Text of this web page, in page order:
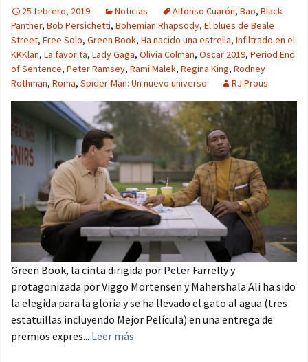
25 febrero, 2019 Noticias Alfonso Cuarón, Bao, Black
Panther, Bob Persichetti, Bohemian Rhapsody, El blues de Beale
Street, Free Solo, Green Book, Ha nacido una estrella, Infiltrado en el
KKKlan, La favorita, Lady Gaga, Olivia Colman, Oscar 2019, Period End
of Sentence, Peter Ramsey, Rami Malek, Regina King, Rodney
Rothman, Roma, Spider-Man: Un nuevo universo RJ Prous
Green Book, la cinta dirigida por Peter Farrelly y
protagonizada por Viggo Mortensen y Mahershala Ali ha sido
la elegida para la gloria y se ha llevado el gato al agua (tres
estatuillas incluyendo Mejor Película) en una entrega de
premios expres... Leer más